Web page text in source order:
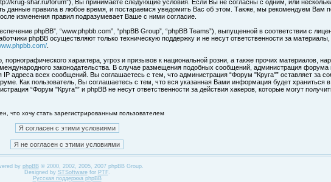
krug-shar.ru/forum”), Вы принимаете следующие условия. Если Вы не согласны с одним, или
данные правила в любое время, и постараемся уведомить Вас об этом. Также, мы рекомендуем Вам
изменения правил подразумевает Ваше с ними согласие.
phpBB”, “www.phpbb.com”, “phpBB Group”, “phpBB Teams”), выпущенной в соответствии с
phpBB осуществляют только техническую поддержку и не несут ответственности за
характера, угроз и призывов к национальной розни, а также прочих материалов,
законодательства. В случае размещения подобных сообщений, администрация
адреса всех сообщений. Вы соглашаетесь с тем, что администрация “Форум "Круга"” оставляет за
Как пользователь, Вы соглашаетесь с тем, что вся указанная Вами информация будет храниться
“Форум "Круга"” и phpBB не несут ответственности за действия хакеров, которые могут
что хочу стать зарегистрированным пользователем
by phpBB© 2000, 2002, 2005, 2007 phpBB Group.
Designed by STSoftwarefor PTF.
Русская поддержка phpBB